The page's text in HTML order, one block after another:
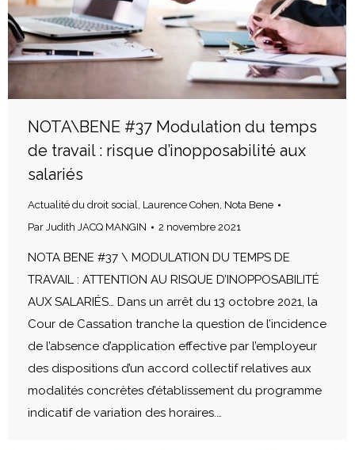
NOTA\BENE #37 Modulation du temps
de travail : risque d’inopposabilité aux
salariés
Actualité du droit social Laurence Cohen Nota Bene
Par Judith JACQ MANGIN 2 novembre 2021
NOTA BENE #37 \ MODULATION DU TEMPS DE
TRAVAIL : ATTENTION AU RISQUE D’INOPPOSABILITÉ
AUX SALARIÉS… Dans un arrêt du 13 octobre 2021, la
Cour de Cassation tranche la question de l’incidence
de l’absence d’application effective par l’employeur
des dispositions d’un accord collectif relatives aux
modalités concrètes d’établissement du programme
indicatif de variation des horaires.…